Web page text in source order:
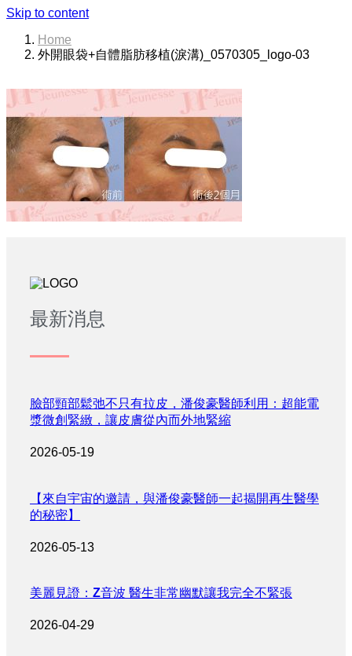
Skip to content
Home
外開眼袋+自體脂肪移植(淚溝)_0570305_logo-03
最新消息
臉部頸部鬆弛不只有拉皮，潘俊豪醫師利用：超能電
漿微創緊緻，讓皮膚從內而外地緊縮
2026-05-19
【來自宇宙的邀請，與潘俊豪醫師一起揭開再生醫學
的秘密】
2026-05-13
美麗見證：Z音波 醫生非常幽默讓我完全不緊張
2026-04-29